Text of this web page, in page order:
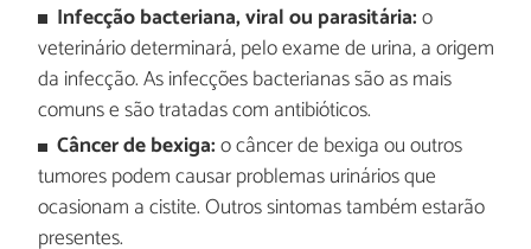
Infecção bacteriana, viral ou parasitária:o
veterinário determinará, pelo exame de urina, a origem
da infecção. As infecções bacterianas são as mais
comuns e são tratadas com antibióticos.
Câncer de bexiga:o câncer de bexiga ou outros
tumores podem causar problemas urinários que
ocasionam a cistite. Outros sintomas também estarão
presentes.